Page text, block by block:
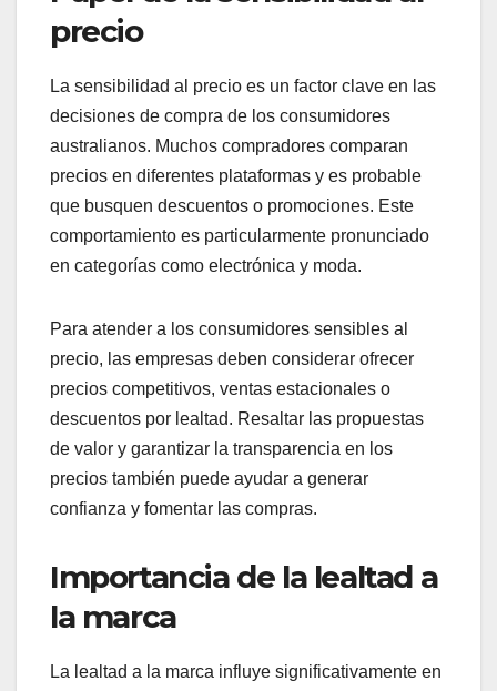
precio
La sensibilidad al precio es un factor clave en las
decisiones de compra de los consumidores
australianos. Muchos compradores comparan
precios en diferentes plataformas y es probable
que busquen descuentos o promociones. Este
comportamiento es particularmente pronunciado
en categorías como electrónica y moda.
Para atender a los consumidores sensibles al
precio, las empresas deben considerar ofrecer
precios competitivos, ventas estacionales o
descuentos por lealtad. Resaltar las propuestas
de valor y garantizar la transparencia en los
precios también puede ayudar a generar
confianza y fomentar las compras.
Importancia de la lealtad a
la marca
La lealtad a la marca influye significativamente en